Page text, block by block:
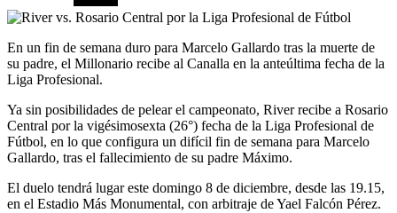
En un fin de semana duro para Marcelo Gallardo tras la muerte de
su padre, el Millonario recibe al Canalla en la anteúltima fecha de la
Liga Profesional.
Ya sin posibilidades de pelear el campeonato, River recibe a Rosario
Central por la vigésimosexta (26°) fecha de la Liga Profesional de
Fútbol, en lo que configura un difícil fin de semana para Marcelo
Gallardo, tras el fallecimiento de su padre Máximo.
El duelo tendrá lugar este domingo 8 de diciembre, desde las 19.15,
en el Estadio Más Monumental, con arbitraje de Yael Falcón Pérez.